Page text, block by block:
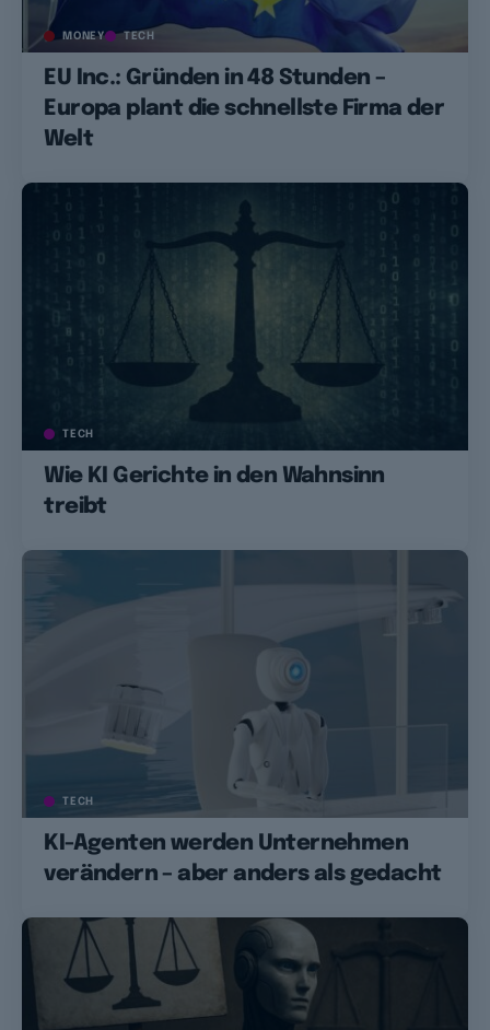
MONEY TECH
EU Inc.: Gründen in 48 Stunden –
Europa plant die schnellste Firma der
Welt
TECH
Wie KI Gerichte in den Wahnsinn
treibt
TECH
KI-Agenten werden Unternehmen
verändern – aber anders als gedacht